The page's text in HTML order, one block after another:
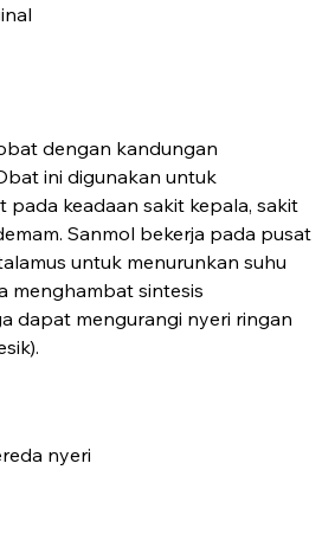
dengan kandungan
ini digunakan untuk
pada keadaan sakit kepala, sakit
Sanmol bekerja pada pusat
untuk menurunkan suhu
menghambat sintesis
dapat mengurangi nyeri ringan
nyeri